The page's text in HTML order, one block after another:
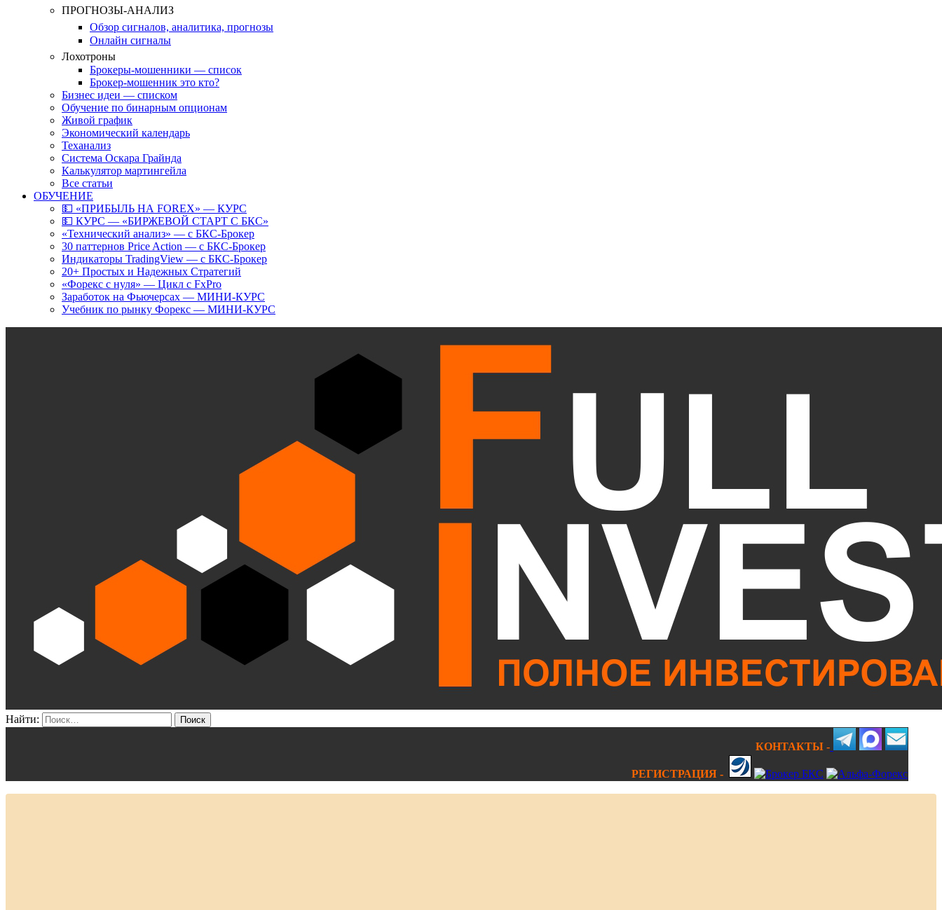
ПРОГНОЗЫ-АНАЛИЗ
Обзор сигналов, аналитика, прогнозы
Онлайн сигналы
Лохотроны
Брокеры-мошенники — список
Брокер-мошенник это кто?
Бизнес идеи — списком
Обучение по бинарным опционам
Живой график
Экономический календарь
Теханализ
Система Оскара Грайнда
Калькулятор мартингейла
Все статьи
ОБУЧЕНИЕ
💵 «ПРИБЫЛЬ НА FOREX» — КУРС
💵 КУРС — «БИРЖЕВОЙ СТАРТ С БКС»
«Технический анализ» — с БКС-Брокер
30 паттернов Price Action — с БКС-Брокер
Индикаторы TradingView — с БКС-Брокер
20+ Простых и Надежных Стратегий
«Форекс с нуля» — Цикл с FxPro
Заработок на Фьючерсах — МИНИ-КУРС
Учебник по рынку Форекс — МИНИ-КУРС
Найти:
КОНТАКТЫ -
РЕГИСТРАЦИЯ -